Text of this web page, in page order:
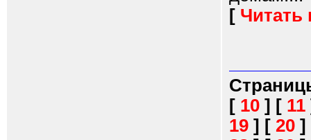
[ Читать
[ 10 ] [ 11
19 ] [ 20 ]